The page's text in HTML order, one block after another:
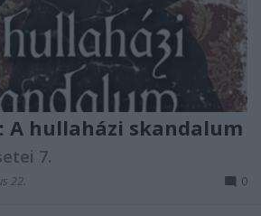
A hullaházi skandalum
7.
22. 0